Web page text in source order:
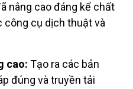
nâng cao đáng kể chất
công cụ dịch thuật và
cao: Tạo ra các bản
đúng và truyền tải